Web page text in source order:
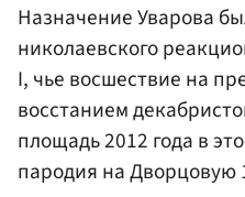
Назначение Уварова
николаевского
I, чье восшествие на
восстанием
площадь 2012 года в
пародия на Дворцовую